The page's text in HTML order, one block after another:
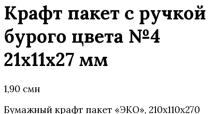
Крафт пакет с ручкой
бурого цвета №4
21х11х27 мм
1,90 смн
Бумажный крафт пакет «ЭКО», 210х110х270